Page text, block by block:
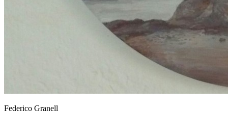
Federico Granell